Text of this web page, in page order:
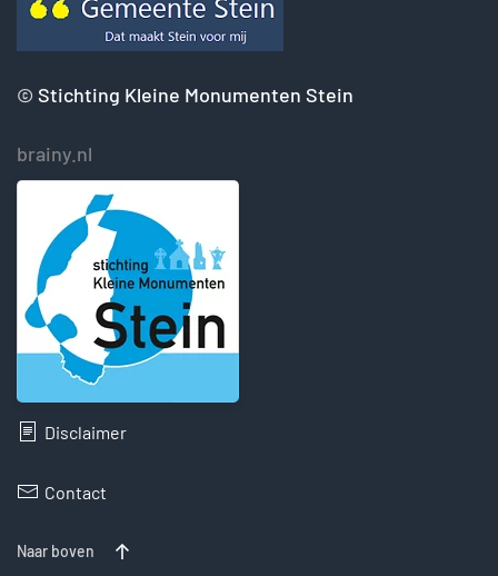
© Stichting Kleine Monumenten Stein
brainy.nl
Disclaimer
Contact
Naar boven